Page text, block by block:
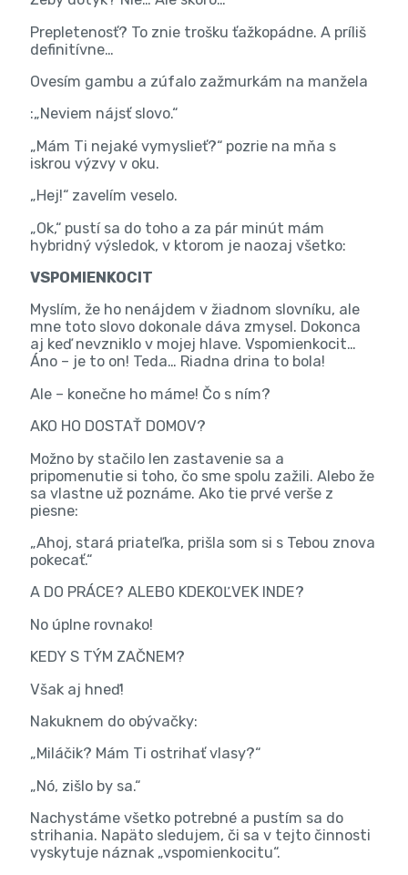
Prepletenosť? To znie trošku ťažkopádne. A príliš
definitívne…
Ovesím gambu a zúfalo zažmurkám na manžela
:„Neviem nájsť slovo.“
„Mám Ti nejaké vymyslieť?“ pozrie na mňa s
iskrou výzvy v oku.
„Hej!“ zavelím veselo.
„Ok,“ pustí sa do toho a za pár minút mám
hybridný výsledok, v ktorom je naozaj všetko:
VSPOMIENKOCIT
Myslím, že ho nenájdem v žiadnom slovníku, ale
mne toto slovo dokonale dáva zmysel. Dokonca
aj keď nevzniklo v mojej hlave. Vspomienkocit…
Áno – je to on! Teda… Riadna drina to bola!
Ale – konečne ho máme! Čo s ním?
AKO HO DOSTAŤ DOMOV?
Možno by stačilo len zastavenie sa a
pripomenutie si toho, čo sme spolu zažili. Alebo že
sa vlastne už poznáme. Ako tie prvé verše z
piesne:
„Ahoj, stará priateľka, prišla som si s Tebou znova
pokecať.“
A DO PRÁCE? ALEBO KDEKOĽVEK INDE?
No úplne rovnako!
KEDY S TÝM ZAČNEM?
Však aj hneď!
Nakuknem do obývačky:
„Miláčik? Mám Ti ostrihať vlasy?“
„Nó, zišlo by sa.“
Nachystáme všetko potrebné a pustím sa do
strihania. Napäto sledujem, či sa v tejto činnosti
vyskytuje náznak „vspomienkocitu“.